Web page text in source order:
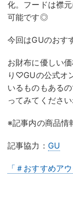
化。フードは襟
可能です◎
今回はGUのおす
お財布に優しい
り♡GUの公式オ
いるものもある
ってみてください
※記事内の商品情
記事協力： GU
「＃おすすめア